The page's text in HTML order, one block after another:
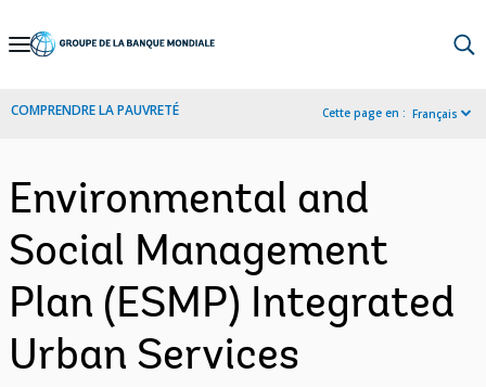
Skip
Navigation
COMPRENDRE LA PAUVRETÉ Cette page en : Français
Environmental and
Social Management
Plan (ESMP) Integrated
Urban Services